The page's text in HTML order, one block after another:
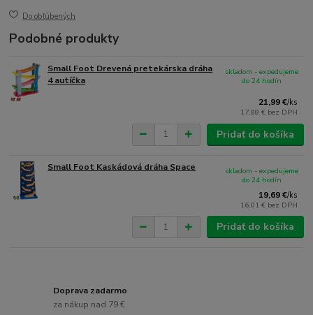
Do obľúbených
Podobné produkty
Small Foot Drevená pretekárska dráha
4 autíčka
21,99 €/ks
17,88 € bez DPH
skladom - expedujeme
do 24 hodín
Pridať do košíka
Small Foot Kaskádová dráha Space
19,69 €/ks
16,01 € bez DPH
skladom - expedujeme
do 24 hodín
Pridať do košíka
Doprava zadarmo
za nákup nad 79 €